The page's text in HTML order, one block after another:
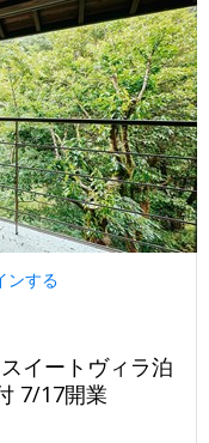
ンする
イートヴィラ泊
7/17開業